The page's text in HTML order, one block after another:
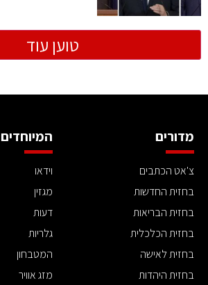
טוען עוד
מדורים
צ'אט הכתבים
בחזית החדשות
בחזית הבריאות
בחזית הכלכלית
בחזית לאישה
בחזית היהדות
המיוחדים
וידאו
מגזין
דעות
גלריות
המטבחון
מזג אוויר